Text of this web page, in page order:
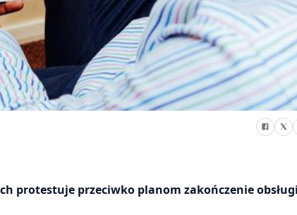
protestuje przeciwko planom zakończenie